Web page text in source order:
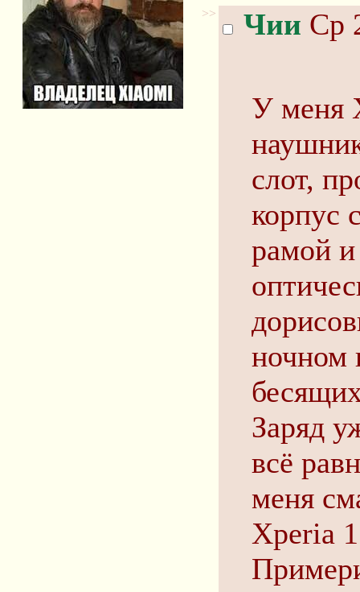
>> Чии Ср
У меня
слот,
корпус
рамой
ночном
Заряд
всё
меня
Xperia